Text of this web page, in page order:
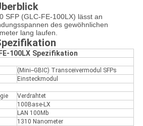
SFP (GLC-FE-100LX) lässt an
des gewöhnlichen
lang laufen.
100LX Spezifikation
(Mini--GBIC) Transceivermodul SFPs
Einsteckmodul
Verdrahtet
100Base-LX
LAN 100Mb
1310 Nanometer